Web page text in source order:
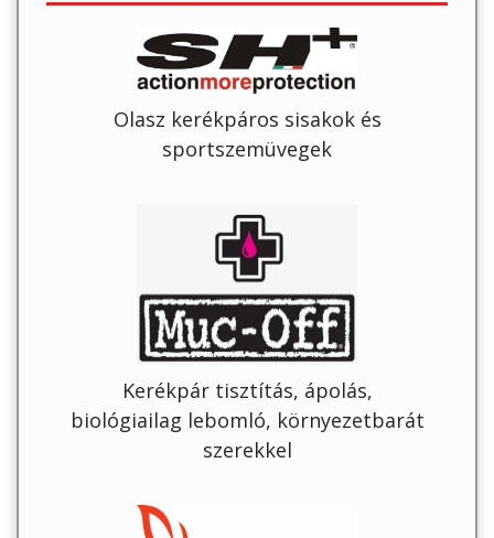
Olasz kerékpáros sisakok és
sportszemüvegek
Kerékpár tisztítás, ápolás,
biológiailag lebomló, környezetbarát
szerekkel